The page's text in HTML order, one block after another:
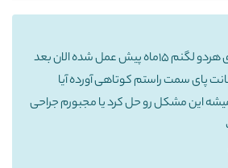
بنده دراثر سقوط از بلندی هردو لگنم 15ماه پیش عمل شده الان بعد
از رفع کلی مشکلات 4سانت پای سمت راستم کوتاهی آورده آیا
این مشکل رو حل کرد یا مجبورم جراحی